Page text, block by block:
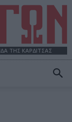
ΤΗΣ ΚΑΡΔΙΤΣΑΣ